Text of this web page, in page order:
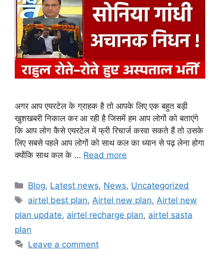
अगर आप एयरटेल के ग्राहक है तो आपके लिए एक बहुत बड़ी
खुशखबरी निकाल कर आ रही है जिसमें हम आप लोगों को बताएंगे
कि आप लोग कैसे एयरटेल में फ्री रिचार्ज करवा सकते हैं तो उसके
लिए सबसे पहले आप लोगों को साथ कल का ध्यान से पढ़ लेना होगा
क्योंकि साथ कल के … Read more
Categories
Blog, Latest news, News, Uncategorized
Tags
airtel best plan, Airtel new plan, Airtel new
plan update, airtel recharge plan, airtel sasta
plan
Leave a comment